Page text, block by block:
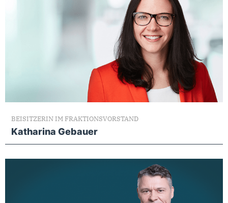
BEISITZERIN IM FRAKTIONSVORSTAND
Katharina Gebauer